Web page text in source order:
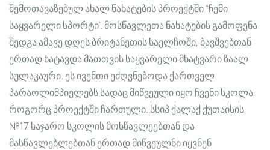
შემოთავაზებულ ახალ ნახატების პროექტში “ჩემი
საყვარელი სპორტი”. მოსწავლეთა ნახატების გამოფენა
შედგა ამავე დღეს ბრიტანეთის საელჩოში, ბავშვებთან
ერთად ხატავდა მათთვის საყვარელი მხატვარი ზაალ
სულაკაური. ეს ივენთი ეძღვნებოდა ქართველ
პარაოლიმპიელებს სადაც მიწვეული იყო ჩვენი სკოლა,
როგორც პროექტში ჩართული. სსიპ ქალაქ ქუთაისის
№17 საჯარო სკოლის მოსწავლეებთან და
მასწავლებლებთან ერთად მიწვეულნი იყვნენ